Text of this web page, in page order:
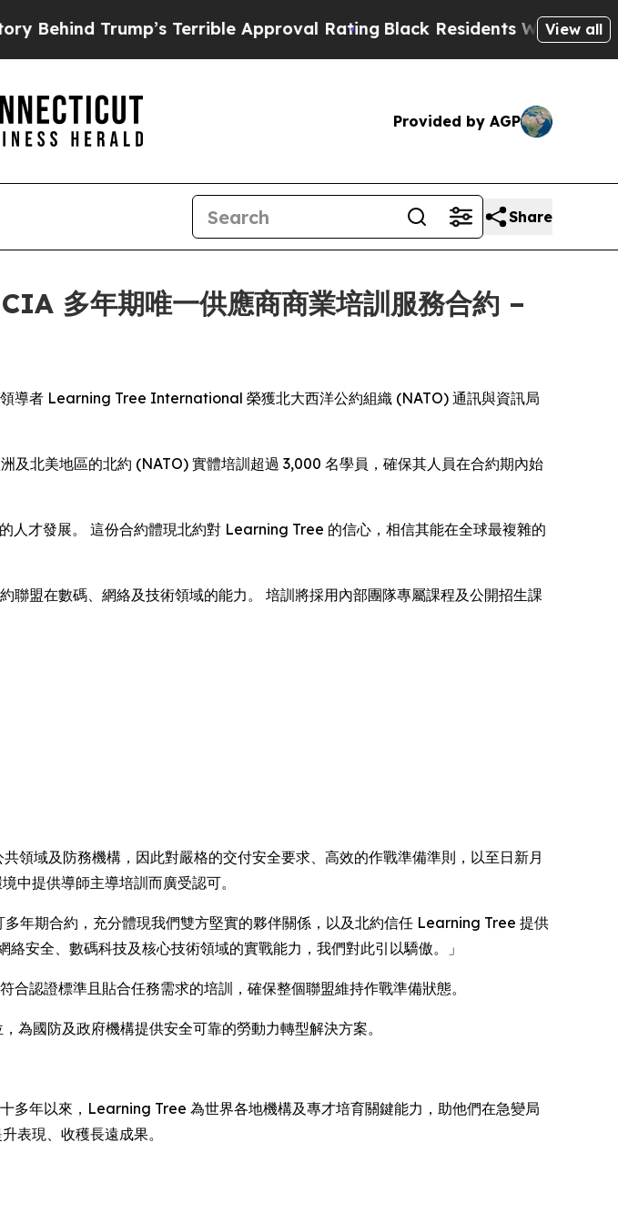
Trump’s Terrible Approval Rating Black Residents Warned ofView all
Provided by AGP
Share
多年期唯一供應商商業培訓服務合約 –
導者 Learning Tree International 榮獲北大西洋公約組織 (NATO) 通訊與資訊局
北美地區的北約 (NATO) 實體培訓超過 3,000 名學員，確保其人員在合約期內始
人才發展。 這份合約體現北約對 Learning Tree 的信心，相信其能在全球最複雜的
盟在數碼、網絡及技術領域的能力。 培訓將採用內部團隊專屬課程及公開招生課
域及防務機構，因此對嚴格的交付安全要求、高效的作戰準備準則，以至日新月
中提供導師主導培訓而廣受認可。
期合約，充分體現我們雙方堅實的夥伴關係，以及北約信任 Learning Tree 提供
安全、數碼科技及核心技術領域的實戰能力，我們對此引以驕傲。」
認證標準且貼合任務需求的培訓，確保整個聯盟維持作戰準備狀態。
國防及政府機構提供安全可靠的勞動力轉型解決方案。
多年以來，Learning Tree 為世界各地機構及專才培育關鍵能力，助他們在急變局
表現、收穫長遠成果。